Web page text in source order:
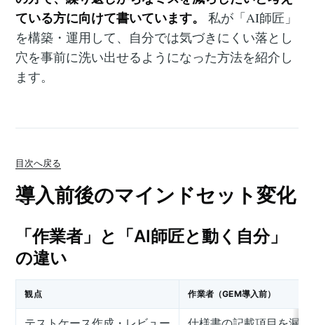
ている方に向けて書いています。
私が「AI師匠」
を構築・運用して、自分では気づきにくい落とし
穴を事前に洗い出せるようになった方法を紹介し
ます。
目次へ戻る
導入前後のマインドセット変化
「作業者」と「AI師匠と動く自分」
の違い
観点 作業者（GEM導入前）